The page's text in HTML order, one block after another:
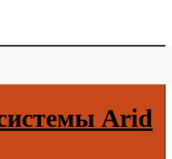
Arid